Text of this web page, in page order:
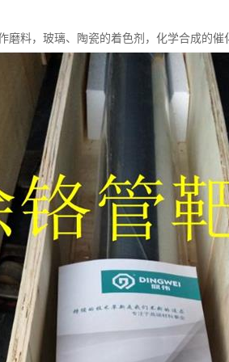
磨料，玻璃、陶瓷的着色剂，化学合成的催